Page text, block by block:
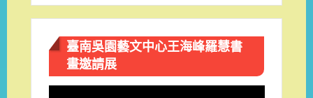
臺南吳園藝文中心王海峰羅慧書
畫邀請展